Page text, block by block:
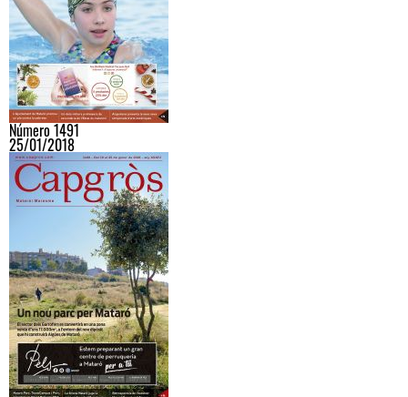
Número 1491
25/01/2018